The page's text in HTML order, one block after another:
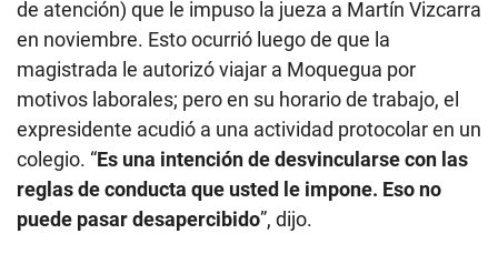
de atención) que le impuso la jueza a Martín Vizcarra
en noviembre. Esto ocurrió luego de que la
magistrada le autorizó viajar a Moquegua por
motivos laborales; pero en su horario de trabajo, el
expresidente acudió a una actividad protocolar en un
colegio. “Es una intención de desvincularse con las
reglas de conducta que usted le impone. Eso no
puede pasar desapercibido”, dijo.